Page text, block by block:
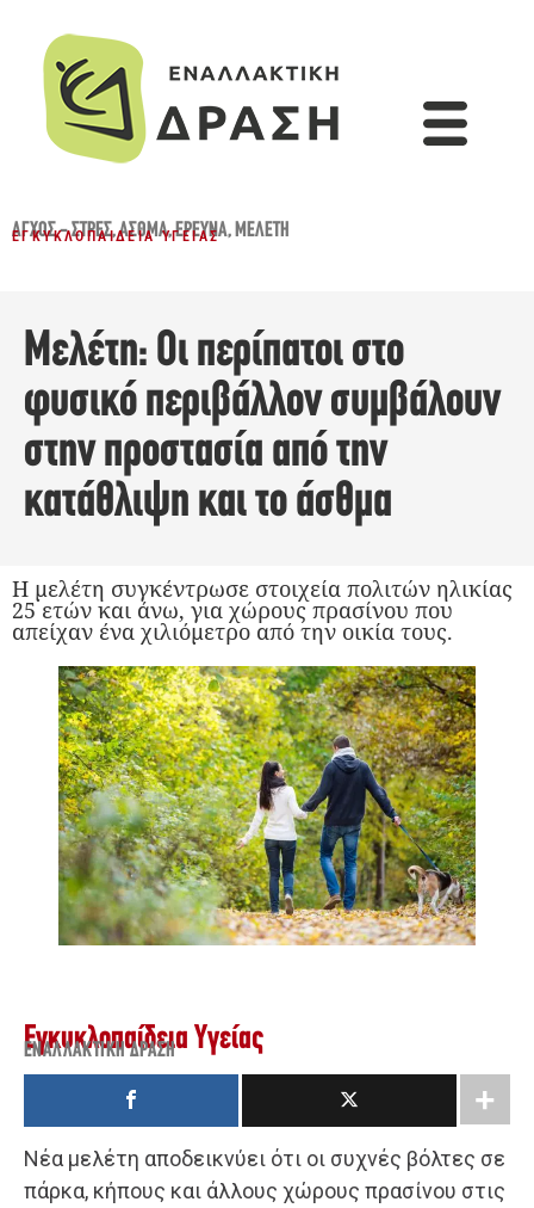
ΆΓΧΟΣ - ΣΤΡΕΣ,ΆΣΘΜΑ,ΈΡΕΥΝΑ,ΜΕΛΈΤΗ
ΕΓΚΥΚΛΟΠΑΊΔΕΙΑ ΥΓΕΊΑΣ
Μελέτη: Οι περίπατοι στο
φυσικό περιβάλλον συμβάλουν
στην προστασία από την
κατάθλιψη και το άσθμα
Η μελέτη συγκέντρωσε στοιχεία πολιτών ηλικίας
25 ετών και άνω, για χώρους πρασίνου που
απείχαν ένα χιλιόμετρο από την οικία τους.
Εγκυκλοπαίδεια Υγείας
ΕΝΑΛΛΑΚΤΙΚΉ ΔΡΆΣΗ
Νέα μελέτη αποδεικνύει ότι οι συχνές βόλτες σε
πάρκα, κήπους και άλλους χώρους πρασίνου στις